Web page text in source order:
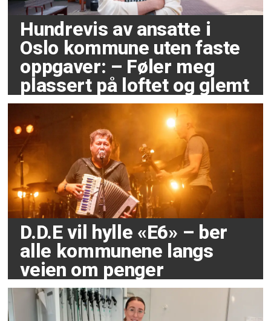
Hundrevis av ansatte i
Oslo kommune uten faste
oppgaver: – Føler meg
plassert på loftet og glemt
D.D.E vil hylle «E6» – ber
alle kommunene langs
veien om penger